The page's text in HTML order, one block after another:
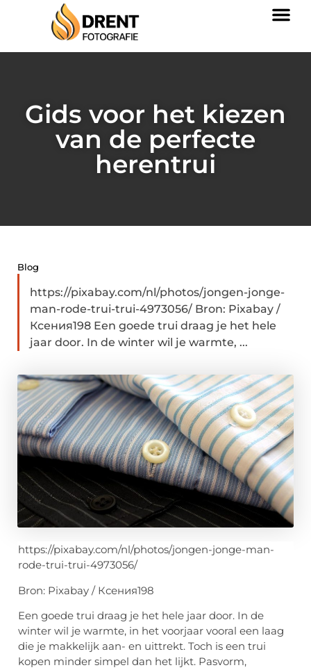
Gids voor het kiezen
van de perfecte
herentrui
Blog
https://pixabay.com/nl/photos/jongen-jonge-
man-rode-trui-trui-4973056/ Bron: Pixabay /
Ксения198 Een goede trui draag je het hele
jaar door. In de winter wil je warmte, ...
https://pixabay.com/nl/photos/jongen-jonge-man-
rode-trui-trui-4973056/
Bron: Pixabay / Ксения198
Een goede trui draag je het hele jaar door. In de
winter wil je warmte, in het voorjaar vooral een laag
die je makkelijk aan- en uittrekt. Toch is een trui
kopen minder simpel dan het lijkt. Pasvorm,